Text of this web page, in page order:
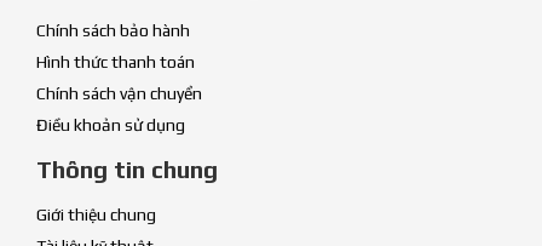
Chính sách bảo hành
Hình thức thanh toán
Chính sách vận chuyển
Điều khoản sử dụng
Thông tin chung
Giới thiệu chung